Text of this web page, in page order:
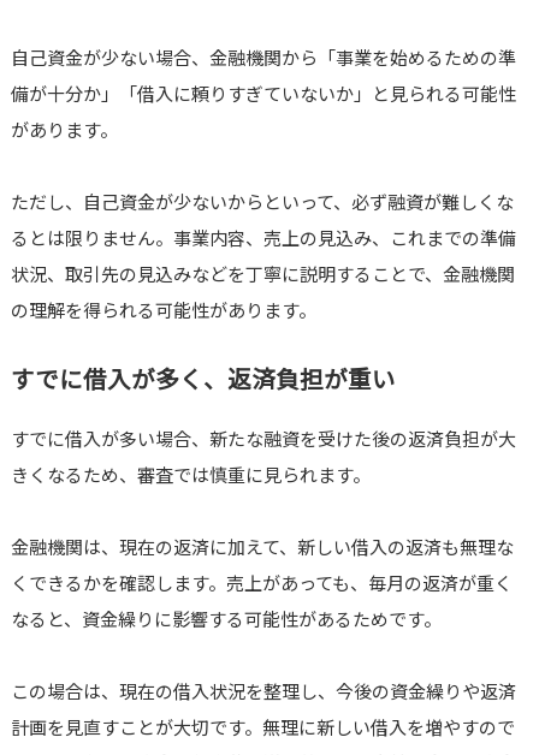
自己資金が少ない場合、金融機関から「事業を始めるための準
備が十分か」「借入に頼りすぎていないか」と見られる可能性
があります。
ただし、自己資金が少ないからといって、必ず融資が難しくな
るとは限りません。事業内容、売上の見込み、これまでの準備
状況、取引先の見込みなどを丁寧に説明することで、金融機関
の理解を得られる可能性があります。
すでに借入が多く、返済負担が重い
すでに借入が多い場合、新たな融資を受けた後の返済負担が大
きくなるため、審査では慎重に見られます。
金融機関は、現在の返済に加えて、新しい借入の返済も無理な
くできるかを確認します。売上があっても、毎月の返済が重く
なると、資金繰りに影響する可能性があるためです。
この場合は、現在の借入状況を整理し、今後の資金繰りや返済
計画を見直すことが大切です。無理に新しい借入を増やすので